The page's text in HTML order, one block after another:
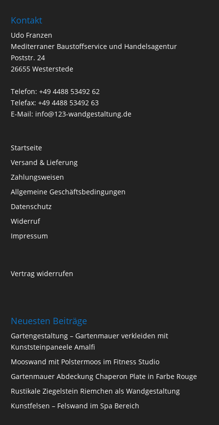
Kontakt
Udo Franzen
Mediterraner Baustoffservice und Handelsagentur
Poststr. 24
26655 Westerstede
Telefon: +49 4488 53492 62
Telefax: +49 4488 53492 63
E-Mail: info@123-wandgestaltung.de
Startseite
Versand & Lieferung
Zahlungsweisen
Allgemeine Geschäftsbedingungen
Datenschutz
Widerruf
Impressum
Vertrag widerrufen
Neuesten Beiträge
Gartengestaltung – Gartenmauer verkleiden mit
Kunststeinpaneele Amalfi
Mooswand mit Polstermoos im Fitness Studio
Gartenmauer Abdeckung Chaperon Plate in Farbe Rouge
Rustikale Ziegelstein Riemchen als Wandgestaltung
Kunstfelsen – Felswand im Spa Bereich